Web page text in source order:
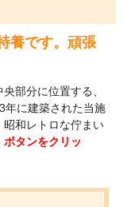
養です。頑張
部分に位置する、
年に建築された当施
和レトロな佇まい
タンをクリッ